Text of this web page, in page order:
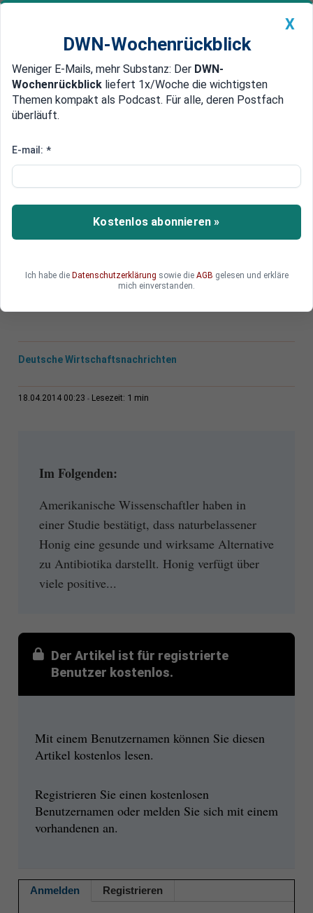
Newsticker MEIN DWN: Geldanlage Premium
Edelmetalle DWN-Magazin China
Keime werden nicht resistent
Studie: Honig ist wirksame
Alternative zu Antibiotka
US-Wissenschaftler bestätigen, dass Honig anti-
etwa zwei Millionen US-Bürger an Antibiotika-
Deutsche Wirtschaftsnachrichten
18.04.2014 00:23 Lesezeit: 1 min
Im Folgenden:
Amerikanische Wissenschaftler haben in
einer Studie bestätigt, dass naturbelassener
Honig eine gesunde und wirksame Alternative
zu Antibiotika darstellt. Honig verfügt über
viele positive...
Der Artikel ist für registrierte
Benutzer kostenlos.
Mit einem Benutzernamen können Sie diesen
Artikel kostenlos lesen.
Registrieren Sie einen kostenlosen
Benutzernamen oder melden Sie sich mit einem
vorhandenen an.
Anmelden Registrieren
X
DWN-Wochenrückblick
Weniger E-Mails, mehr Substanz: Der DWN-
Wochenrückblick liefert 1x/Woche die wichtigsten
Themen kompakt als Podcast. Für alle, deren Postfach
überläuft.
E-mail: *
Kostenlos abonnieren »
Ich habe die Datenschutzerklärung sowie die AGB gelesen und erkläre
mich einverstanden.